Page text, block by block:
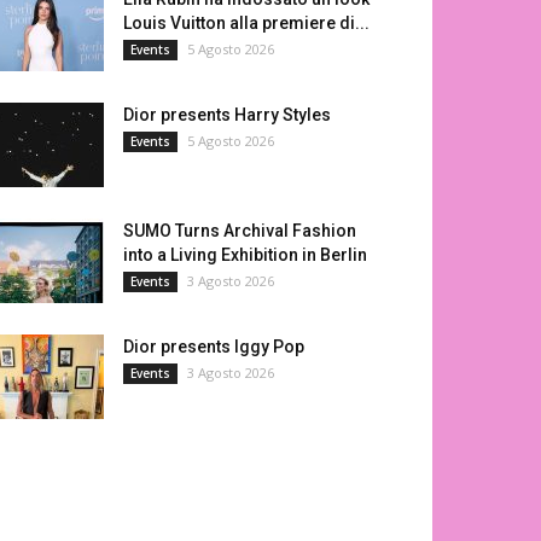
Louis Vuitton alla premiere di...
Events 5 Agosto 2026
Dior presents Harry Styles
Events 5 Agosto 2026
SUMO Turns Archival Fashion
into a Living Exhibition in Berlin
Events 3 Agosto 2026
Dior presents Iggy Pop
Events 3 Agosto 2026